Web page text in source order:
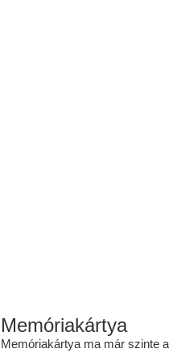
Memóriakártya
Memóriakártya ma már szinte